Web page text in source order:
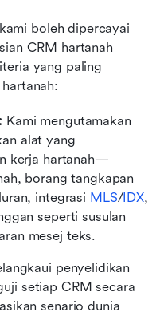
boleh dipercayai
CRM hartanah
yang paling
Kami mengutamakan
alat yang
kerja hartanah—
borang tangkapan
integrasi MLS/IDX,
seperti susulan
mesej teks.
penyelidikan
setiap CRM secara
senario dunia